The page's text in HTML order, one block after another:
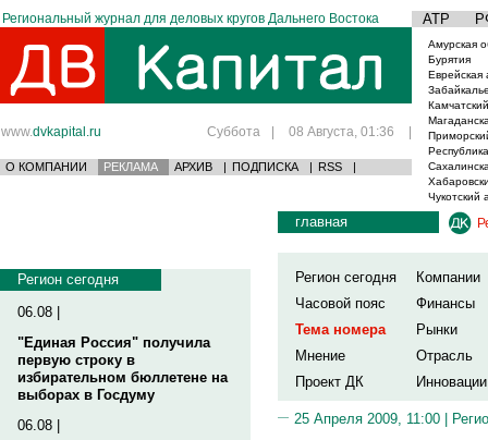
Региональный журнал для деловых кругов Дальнего Востока АТР
www.dvkapital.ru Суббота | 08 Августа, 01:36 |
О КОМПАНИИ РЕКЛАМА АРХИВ | ПОДПИСКА | RSS |
Амурская
Бурятия
Еврейская
Чукотский
Регион сегодня
06.08 |
"Единая Россия" получила
первую строку в
избирательном бюллетене на
выборах в Госдуму
06.08 |
главная
Регион сегодня
Компании
Часовой пояс
Финансы
Тема номера
Рынки
Мнение
Отрасль
Проект ДК
Инновации
25 Апреля 2009, 11:00 |